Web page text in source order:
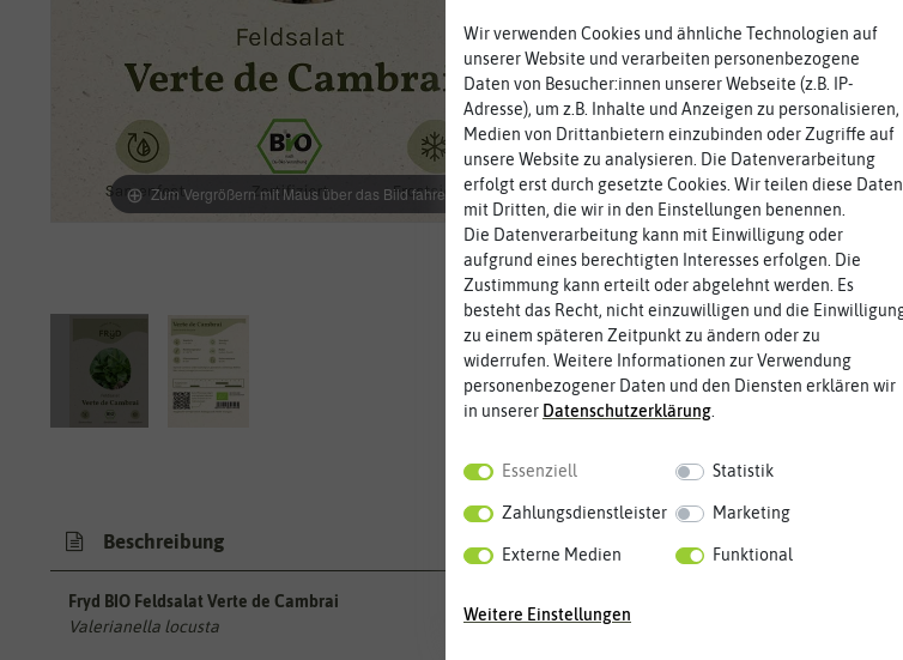
Zum Vergrößern mit Maus über das Bild fahren
Beschreibung
Fryd BIO Feldsalat Verte de Cambrai
Valerianella locusta
Wir verwenden Cookies und ähnliche Technologien auf
unserer Website und verarbeiten personenbezogene
Daten von Besucher:innen unserer Webseite (z.B. IP-
Adresse), um z.B. Inhalte und Anzeigen zu personalisieren,
Medien von Drittanbietern einzubinden oder Zugriffe auf
unsere Website zu analysieren. Die Datenverarbeitung
erfolgt erst durch gesetzte Cookies. Wir teilen diese Daten
mit Dritten, die wir in den Einstellungen benennen.
Die Datenverarbeitung kann mit Einwilligung oder
aufgrund eines berechtigten Interesses erfolgen. Die
Zustimmung kann erteilt oder abgelehnt werden. Es
besteht das Recht, nicht einzuwilligen und die
zu einem späteren Zeitpunkt zu ändern oder zu
widerrufen. Weitere Informationen zur Verwendung
personenbezogener Daten und den Diensten erklären wir
in unserer Daten­schutz­erklärung.
Essenziell Statistik
Zahlungsdienstleister Marketing
Externe Medien Funktional
Weitere Einstellungen